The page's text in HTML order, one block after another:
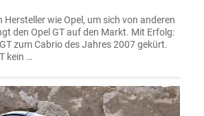
Hersteller wie Opel, um sich von anderen
den Opel GT auf den Markt. Mit Erfolg:
zum Cabrio des Jahres 2007 gekürt.
kein …